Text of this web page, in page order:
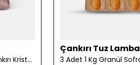
2 Adet 1 Kg Öğütülmüş Çankırı Kristal Kaya Tuzu
Çankırı Tuz Lamba